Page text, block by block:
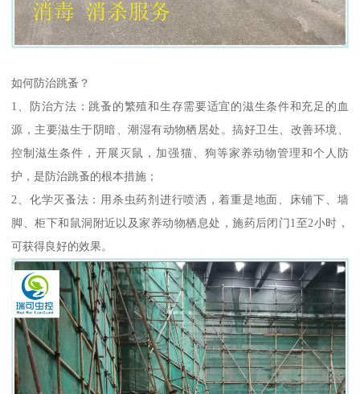
如何防治跳蚤？
1、防治方法：跳蚤的繁殖和生存需要适宜的滋生条件和充足的血
源，主要滋生于阴暗、潮湿有动物栖居处。搞好卫生、改善环境、
控制滋生条件，开展灭鼠，加强猫、狗等家养动物管理和个人防
护，是防治跳蚤的根本措施；
2、化学灭蚤法：用杀虫药剂进行喷洒，着重是地面、床铺下、墙
脚、柜下和鼠洞附近以及家养动物栖息处，施药后闭门1至2小时，
可获得良好的效果。